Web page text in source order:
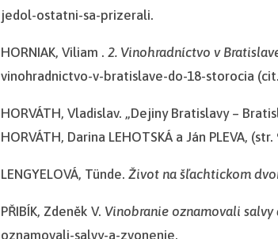
jedol-ostatni-sa-prizerali.
HORNIAK, Viliam .2. Vinohradníctvo v
vinohradnictvo-v-bratislave-do-18-storocia
HORVÁTH, Vladislav. „Dejiny Bratislavy –
HORVÁTH, Darina LEHOTSKÁ a Ján PLEVA,
LENGYELOVÁ, Tünde.Život na šľachtickom
PŘIBÍK, Zdeněk V. Vinobranie oznamovali salvy
oznamovali-salvy-a-zvonenie.